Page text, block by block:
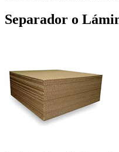
Separador o